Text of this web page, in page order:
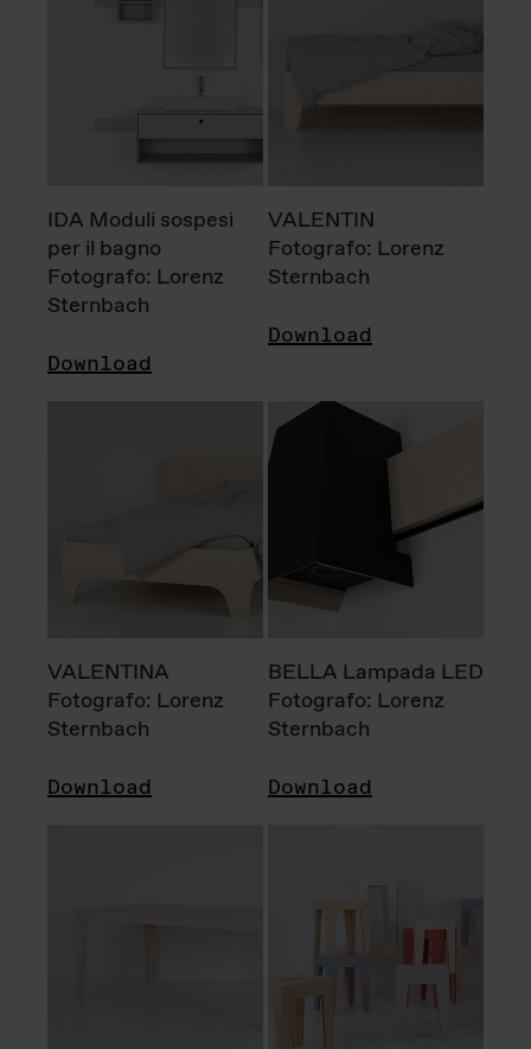
IDA Moduli sospesi
per il bagno
Fotografo: Lorenz
Sternbach
Download
VALENTIN
Fotografo: Lorenz
Sternbach
Download
VALENTINA
Fotografo: Lorenz
Sternbach
Download
BELLA Lampada LED
Fotografo: Lorenz
Sternbach
Download